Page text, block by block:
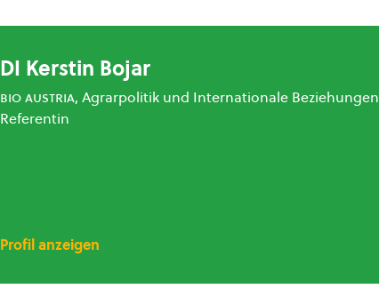
DI Kerstin Bojar
bio austria, Agrarpolitik und Internationale Beziehungen
Referentin
Profil anzeigen